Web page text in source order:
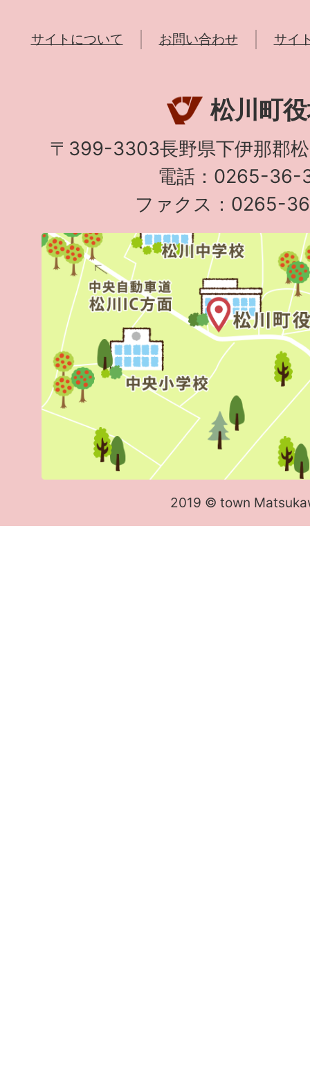
サイトについて お問い合わせ サイ
松川町
〒399-3303長野県下伊那郡
電話：0265-36-
ファクス：0265-
2019 © town